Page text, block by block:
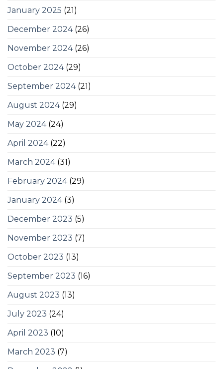
January 2025 (21)
December 2024(26)
November 2024(26)
October 2024(29)
September 2024(21)
August 2024(29)
May 2024(24)
April 2024(22)
March 2024(31)
February 2024(29)
January 2024(3)
December 2023 (5)
November 2023 (7)
October 2023 (13)
September 2023 (16)
August 2023 (13)
July 2023 (24)
April 2023 (10)
March 2023 (7)